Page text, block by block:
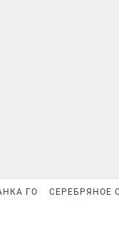
ГО СЕРЕБРЯНОЕ